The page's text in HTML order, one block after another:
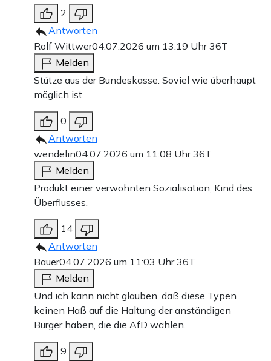
2
Antworten
Rolf Wittwer04.07.2026 um 13:19 Uhr36T
Melden
Stütze aus der Bundeskasse. Soviel wie überhaupt
möglich ist.
0
Antworten
wendelin04.07.2026 um 11:08 Uhr36T
Melden
Produkt einer verwöhnten Sozialisation, Kind des
Überflusses.
14
Antworten
Bauer04.07.2026 um 11:03 Uhr36T
Melden
Und ich kann nicht glauben, daß diese Typen
keinen Haß auf die Haltung der anständigen
Bürger haben, die die AfD wählen.
9